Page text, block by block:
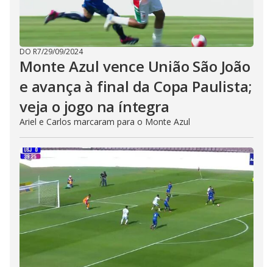
DO R7/29/09/2024
Monte Azul vence União São João
e avança à final da Copa Paulista;
veja o jogo na íntegra
Ariel e Carlos marcaram para o Monte Azul